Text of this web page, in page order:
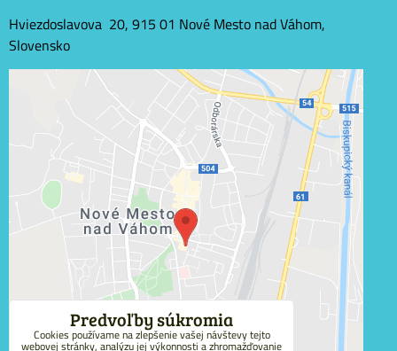
Hviezdoslavova 20, 915 01 Nové Mesto nad Váhom,
Slovensko
Externý obsah je blokovaný Voľbami súkromia
Prajete si načítať externý obsah?
Povoliť tentokrát
Povoliť a zapamätať - súhlas s druhom cookie:
Funkčné
Predvoľby súkromia
Cookies používame na zlepšenie vašej návštevy tejto
webovej stránky, analýzu jej výkonnosti a zhromažďovanie